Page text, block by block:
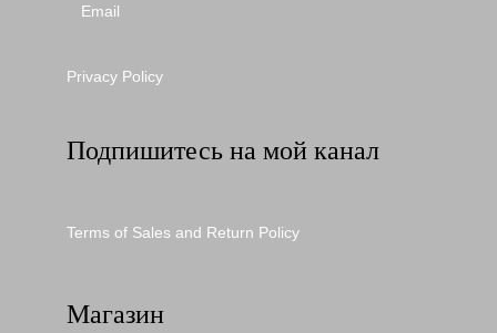
Email
Privacy Policy
Подпишитесь на мой канал
Terms of Sales and Return Policy
Магазин